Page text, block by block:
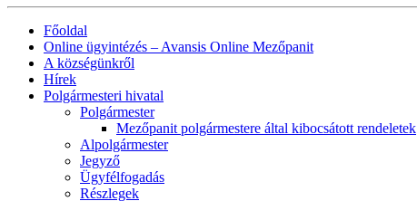
Főoldal
Online ügyintézés – Avansis Online Mezőpanit
A községünkről
Hírek
Polgármesteri hivatal
Polgármester
Mezőpanit polgármestere által kibocsátott rendeletek
Alpolgármester
Jegyző
Ügyfélfogadás
Részlegek